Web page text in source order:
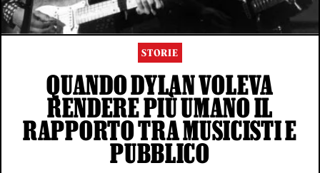
STORIE
QUANDO DYLAN VOLEVA
RENDERE PIÙ UMANO IL
RAPPORTO TRA MUSICISTI E
PUBBLICO